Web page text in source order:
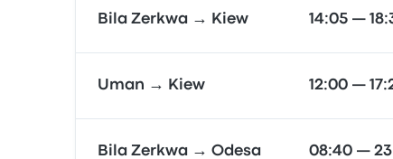
Bila Zerkwa → Kiew 14:05 —
Uman → Kiew 12:00 —
Bila Zerkwa → Odesa 08:40 —